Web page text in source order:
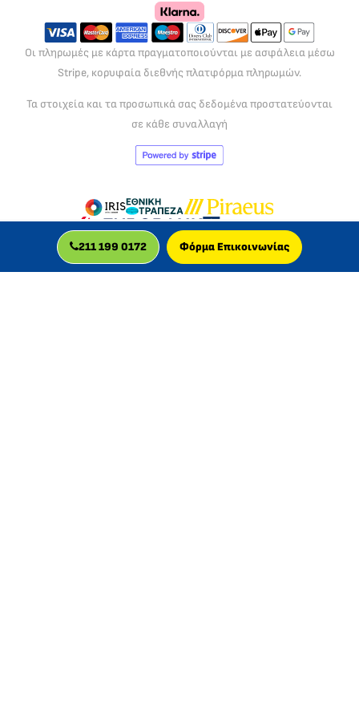
Οι πληρωμές με κάρτα πραγματοποιούνται με ασφάλεια μέσω
Stripe, κορυφαία διεθνής πλατφόρμα πληρωμών.
Τα στοιχεία και τα προσωπικά σας δεδομένα προστατεύονται
σε κάθε συναλλαγή
211 199 0172 Φόρμα Επικοινωνίας